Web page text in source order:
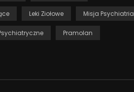
Leki Ziołowe Misja Psychiatria
Pramolan